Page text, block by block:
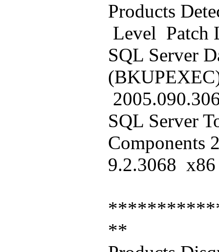
Products
Level
SQL Server
SQL Server
9.2.3068
**